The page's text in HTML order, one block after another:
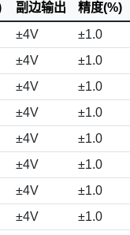
副边输出 精度(%)
±4V ±1.0
±4V ±1.0
±4V ±1.0
±4V ±1.0
±4V ±1.0
±4V ±1.0
±4V ±1.0
±4V ±1.0